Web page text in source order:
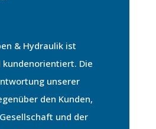
& Hydraulik ist
kundenorientiert. Die
unserer
den Kunden,
und der